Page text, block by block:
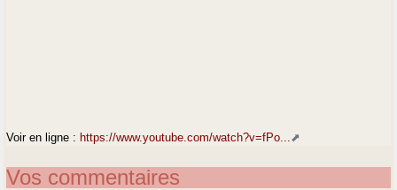
Voir en ligne : https://www.youtube.com/watch?v=fPo...
Vos commentaires